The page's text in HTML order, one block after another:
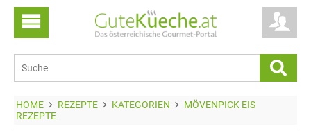
HOME REZEPTE KATEGORIEN
MÖVENPICK EIS
REZEPTE